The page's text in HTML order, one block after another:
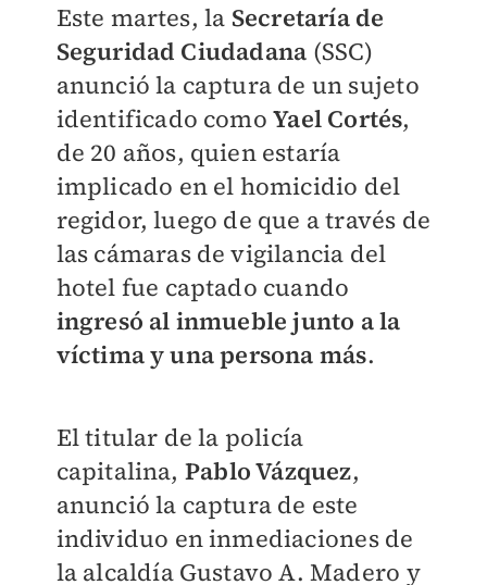
Este martes, la Secretaría de
Seguridad Ciudadana (SSC)
anunció la captura de un sujeto
identificado comoYael Cortés,
de 20 años, quien estaría
implicado en el homicidio del
regidor, luego de que a través de
las cámaras de vigilancia del
hotel fue captado cuando
ingresó al inmueble junto a la
víctima y una persona más.
El titular de la policía
capitalina, Pablo Vázquez,
anunció la captura de este
individuo en inmediaciones de
la alcaldía Gustavo A. Madero y